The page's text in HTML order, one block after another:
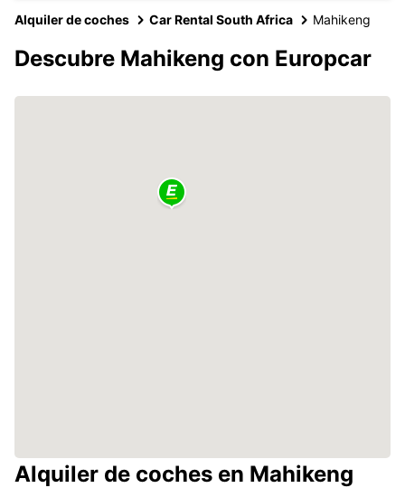
Alquiler de coches Car Rental South Africa Mahikeng
Descubre Mahikeng con Europcar
Alquiler de coches en Mahikeng